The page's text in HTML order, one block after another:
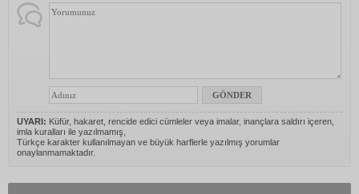
UYARI: Küfür, hakaret, rencide edici cümleler veya imalar, inançlara saldırı içeren,
imla kuralları ile yazılmamış,
Türkçe karakter kullanılmayan ve büyük harflerle yazılmış yorumlar
onaylanmamaktadır.